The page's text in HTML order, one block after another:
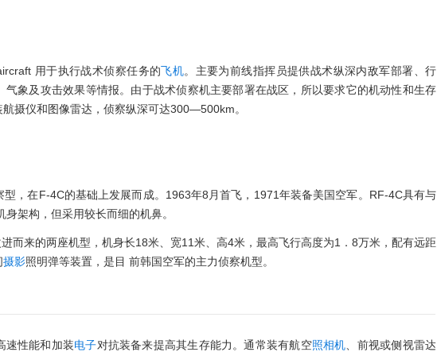
用于执行战术侦察任务的飞机。主要为前线指挥员提供战术纵深内敌军部署、行
象及攻击效果等情报。由于战术侦察机主要部署在战区，所以要求它的机动性和生存
摄仪和图像雷达，侦察纵深可达300—500km。
型，在F-4C的基础上发展而成。1963年8月首飞，1971年装备美国空军。RF-4C具有与
架构，但采用较长而细的机鼻。
而来的两座机型，机身长18米、宽11米、高4米，最高飞行高度为1．8万米，配有远距
摄影照明弹等装置，是目 前韩国空军的主力侦察机型。
速性能和加装电子对抗装备来提高其生存能力。通常装有航空照相机 、前视或侧视雷达